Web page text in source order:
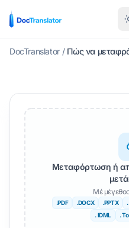
DocTranslator / Πώς να
Μεταφόρτωση ή
Μέ
.PDF .DOCX .PPTX
. IDML
.